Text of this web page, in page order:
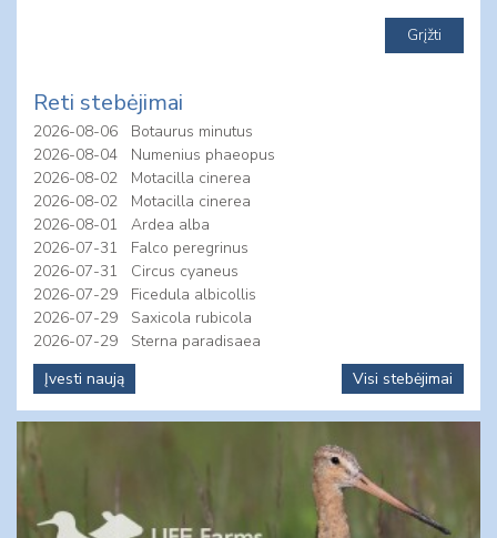
Reti stebėjimai
2026-08-06
Botaurus minutus
2026-08-04
Numenius phaeopus
2026-08-02
Motacilla cinerea
2026-08-02
Motacilla cinerea
2026-08-01
Ardea alba
2026-07-31
Falco peregrinus
2026-07-31
Circus cyaneus
2026-07-29
Ficedula albicollis
2026-07-29
Saxicola rubicola
2026-07-29
Sterna paradisaea
Įvesti naują
Visi stebėjimai